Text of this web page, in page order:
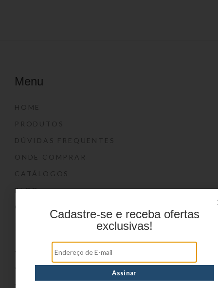
Menu
HOME
PRODUTOS
DÚVIDAS FREQUENTES
ONDE COMPRAR
CATÁLOGOS
BLOG
Cadastre-se e receba ofertas
exclusivas!